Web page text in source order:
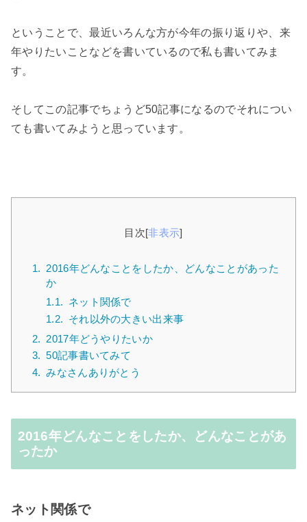
ということで、最近いろんな方が今年の振り返りや、来
年やりたいことなどを書いているので私も書いてみま
す。
そしてこの記事でちょうど50記事になるのでそれについ
ても書いてみようと思っています。
目次[非表示]
1. 2016年どんなことをしたか、どんなことがあった
か
1.1. ネット関係で
1.2. それ以外の大きい出来事
2. 2017年どうやりたいか
3. 50記事書いてみて
4. みなさんありがとう
2016年どんなことをしたか、どんなことがあ
ったか
ネット関係で